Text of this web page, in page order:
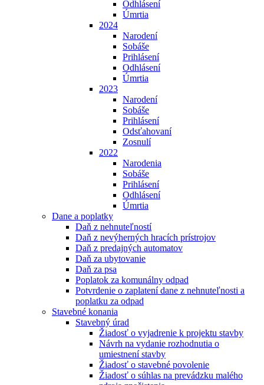
Odhlásení
Úmrtia
2024
Narodení
Sobáše
Prihlásení
Odhlásení
Úmrtia
2023
Narodení
Sobáše
Prihlásení
Odsťahovaní
Zosnulí
2022
Narodenia
Sobáše
Prihlásení
Odhlásení
Úmrtia
Dane a poplatky
Daň z nehnuteľností
Daň z nevýherných hracích prístrojov
Daň z predajných automatov
Daň za ubytovanie
Daň za psa
Poplatok za komunálny odpad
Potvrdenie o zaplatení dane z nehnuteľnosti a
poplatku za odpad
Stavebné konania
Stavebný úrad
Žiadosť o vyjadrenie k projektu stavby
Návrh na vydanie rozhodnutia o
umiestnení stavby
Žiadosť o stavebné povolenie
Žiadosť o súhlas na prevádzku malého